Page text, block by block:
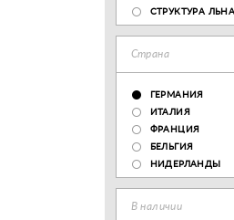
СТРУКТУРА ЛЬНА
Страна
ГЕРМАНИЯ
ИТАЛИЯ
ФРАНЦИЯ
БЕЛЬГИЯ
НИДЕРЛАНДЫ
В наличии